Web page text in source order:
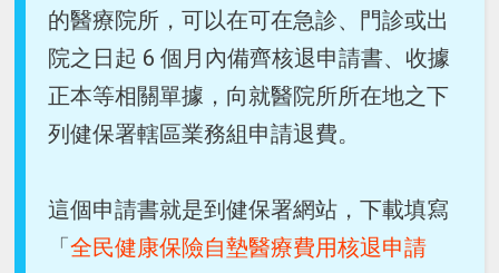
的醫療院所，可以在可在急診、門診或出
院之日起 6 個月內備齊核退申請書、收據
正本等相關單據，向就醫院所所在地之下
列健保署轄區業務組申請退費。
這個申請書就是到健保署網站，下載填寫
「全民健康保險自墊醫療費用核退申請